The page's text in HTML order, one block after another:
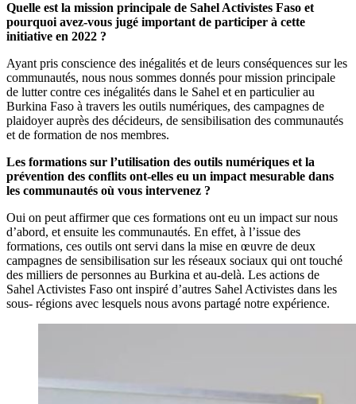
Quelle est la mission principale de Sahel Activistes Faso et
pourquoi avez-vous jugé important de participer à cette
initiative en 2022 ?
Ayant pris conscience des inégalités et de leurs conséquences sur les
communautés, nous nous sommes donnés pour mission principale
de lutter contre ces inégalités dans le Sahel et en particulier au
Burkina Faso à travers les outils numériques, des campagnes de
plaidoyer auprès des décideurs, de sensibilisation des communautés
et de formation de nos membres.
Les formations sur l’utilisation des outils numériques et la
prévention des conflits ont-elles eu un impact mesurable dans
les communautés où vous intervenez ?
Oui on peut affirmer que ces formations ont eu un impact sur nous
d’abord, et ensuite les communautés. En effet, à l’issue des
formations, ces outils ont servi dans la mise en œuvre de deux
campagnes de sensibilisation sur les réseaux sociaux qui ont touché
des milliers de personnes au Burkina et au-delà. Les actions de
Sahel Activistes Faso ont inspiré d’autres Sahel Activistes dans les
sous- régions avec lesquels nous avons partagé notre expérience.